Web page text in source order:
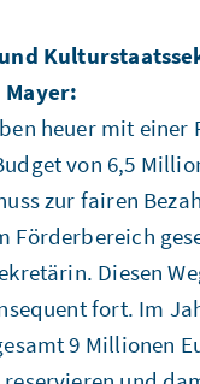
heuer mit einer
von 6,5
zur fairen
Förderbereich
Diesen
fort. Im
9 Millionen